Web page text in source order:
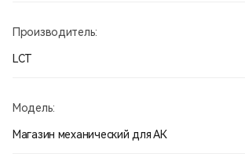
Производитель:
LCT
Модель:
Магазин механический для АК